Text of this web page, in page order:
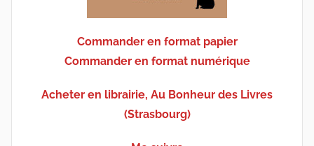
Commander en format papier
Commander en format numérique
Acheter en librairie, Au Bonheur des Livres
(Strasbourg)